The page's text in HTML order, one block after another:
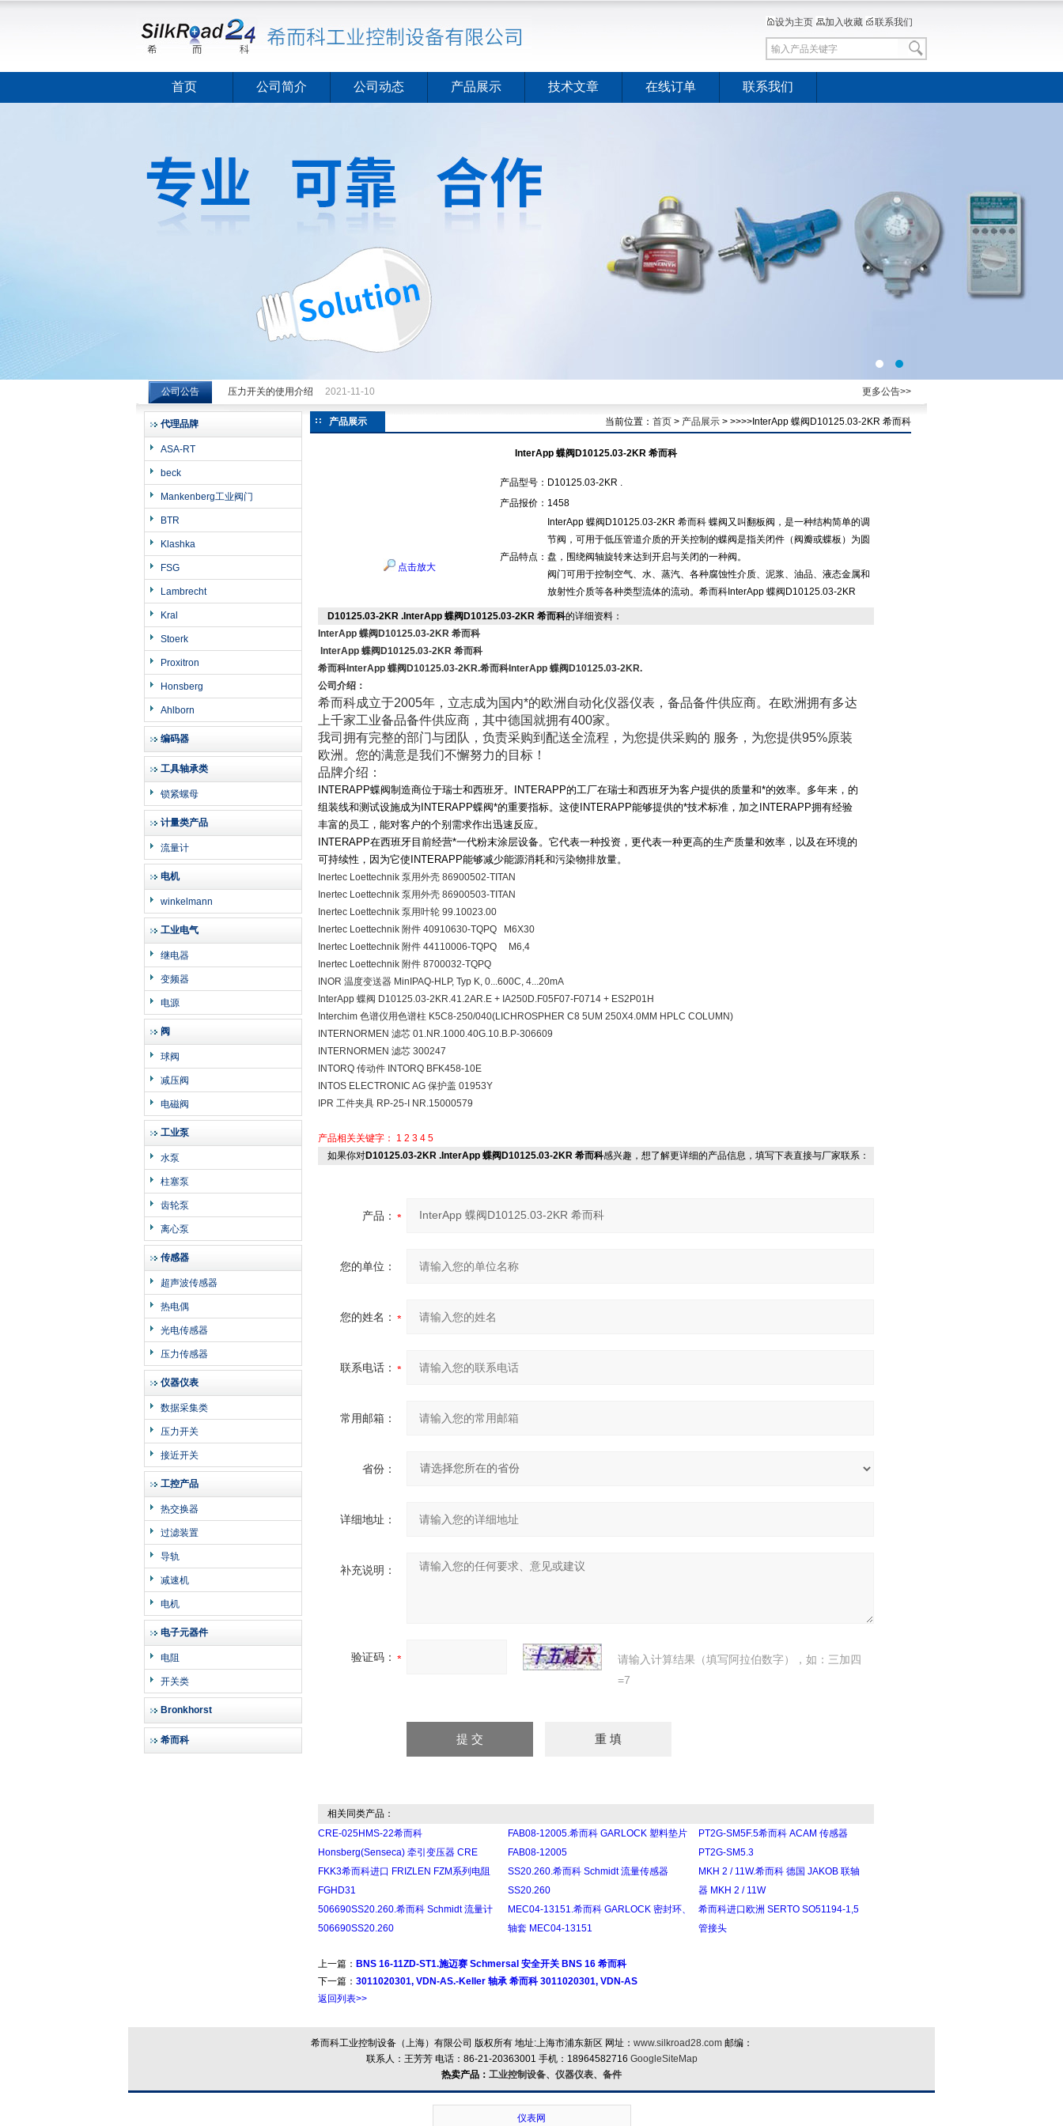
希而科工业控制设备（上海）有限公司
设为主页 加入收藏 联系我们
首页 公司简介 公司动态 产品展示 技术文章 在线订单 联系我们
公司公告 压力开关的使用介绍 2021-11-10 更多公告>>
代理品牌
ASA-RT
beck
Mankenberg工业阀门
BTR
Klashka
FSG
Lambrecht
Kral
Stoerk
Proxitron
Honsberg
Ahlborn
编码器
工具轴承类
锁紧螺母
计量类产品
流量计
电机
winkelmann
工业电气
继电器
变频器
电源
阀
球阀
减压阀
电磁阀
工业泵
水泵
柱塞泵
齿轮泵
离心泵
传感器
超声波传感器
热电偶
光电传感器
压力传感器
仪器仪表
数据采集类
压力开关
接近开关
工控产品
热交换器
过滤装置
导轨
减速机
电机
电子元器件
电阻
开关类
Bronkhorst
希而科
产品展示 当前位置： 首页 > 产品展示 > >>>>InterApp 蝶阀D10125.03-2KR 希而科
InterApp 蝶阀D10125.03-2KR 希而科
点击放大
产品型号： D10125.03-2KR .
产品报价： 1458
产品特点：
InterApp 蝶阀D10125.03-2KR 希而科 蝶阀又叫翻板阀，是一种结构简单的调
节阀，可用于低压管道介质的开关控制的蝶阀是指关闭件（阀瓣或蝶板）为圆
盘，围绕阀轴旋转来达到开启与关闭的一种阀。
阀门可用于控制空气、水、蒸汽、各种腐蚀性介质、泥浆、油品、液态金属和
放射性介质等各种类型流体的流动。希而科InterApp 蝶阀D10125.03-2KR
D10125.03-2KR .InterApp 蝶阀D10125.03-2KR 希而科的详细资料：
InterApp 蝶阀D10125.03-2KR 希而科
InterApp 蝶阀D10125.03-2KR 希而科
希而科InterApp 蝶阀D10125.03-2KR.希而科InterApp 蝶阀D10125.03-2KR.
公司介绍：
希而科成立于2005年，立志成为国内*的欧洲自动化仪器仪表，备品备件供应商。在欧洲拥有多达
上千家工业备品备件供应商，其中德国就拥有400家。
我司拥有完整的部门与团队，负责采购到配送全流程，为您提供采购的 服务，为您提供95%原装
欧洲。您的满意是我们不懈努力的目标！
品牌介绍：
INTERAPP蝶阀制造商位于瑞士和西班牙。 INTERAPP的工厂在瑞士和西班牙为客户提供的质量和*的效率。多年来，的
组装线和测试设施成为 INTERAPP蝶阀*的重要指标。这使 INTERAPP能够提供的*技术标准，加之 INTERAPP拥有经验
丰富的员工，能对客户的个别需求作出迅速反应。
INTERAPP在西班牙目前经营*一代粉末涂层设备。它代表一种投资，更代表一种更高的生产质量和效率，以及在环境的
可持续性，因为它使 INTERAPP能够减少能源消耗和污染物排放量。
Inertec Loettechnik 泵用外壳 86900502-TITAN
Inertec Loettechnik 泵用外壳 86900503-TITAN
Inertec Loettechnik 泵用叶轮 99.10023.00
Inertec Loettechnik 附件 40910630-TQPQ M6X30
Inertec Loettechnik 附件 44110006-TQPQ M6,4
Inertec Loettechnik 附件 8700032-TQPQ
INOR 温度变送器 MinIPAQ-HLP, Typ K, 0...600C, 4...20mA
InterApp 蝶阀 D10125.03-2KR.41.2AR.E + IA250D.F05F07-F0714 + ES2P01H
Interchim 色谱仪用色谱柱 K5C8-250/040(LICHROSPHER C8 5UM 250X4.0MM HPLC COLUMN)
INTERNORMEN 滤芯 01.NR.1000.40G.10.B.P-306609
INTERNORMEN 滤芯 300247
INTORQ 传动件 INTORQ BFK458-10E
INTOS ELECTRONIC AG 保护盖 01953Y
IPR 工件夹具 RP-25-I NR.15000579
产品相关关键字： 1 2 3 4 5
如果你对D10125.03-2KR .InterApp 蝶阀D10125.03-2KR 希而科感兴趣，想了解更详细的产品信息，填写下表直接与厂家联系：
产品：
您的单位：
您的姓名：
联系电话：
常用邮箱：
省份：
详细地址：
补充说明：
验证码：
请输入计算结果（填写阿拉伯数字），如：三加四
=7
相关同类产品：
CRE-025HMS-22希而科
Honsberg(Senseca) 牵引变压器 CRE
FAB08-12005.希而科 GARLOCK 塑料垫片
FAB08-12005
PT2G-SM5F.5希而科 ACAM 传感器
PT2G-SM5.3
FKK3希而科进口 FRIZLEN FZM系列电阻
FGHD31
SS20.260.希而科 Schmidt 流量传感器
SS20.260
MKH 2 / 11W.希而科 德国 JAKOB 联轴
器 MKH 2 / 11W
506690SS20.260.希而科 Schmidt 流量计
506690SS20.260
MEC04-13151.希而科 GARLOCK 密封环、
轴套 MEC04-13151
希而科进口欧洲 SERTO SO51194-1,5
管接头
上一篇： BNS 16-11ZD-ST1.施迈赛 Schmersal 安全开关 BNS 16 希而科
下一篇： 3011020301, VDN-AS.-Keller 轴承 希而科 3011020301, VDN-AS
返回列表>>
希而科工业控制设备（上海）有限公司 版权所有 地址:上海市浦东新区 网址： www.silkroad28.com邮编：
联系人：王芳芳 电话：86-21-20363001 手机：18964582716 GoogleSiteMap
热卖产品： 工业控制设备、仪器仪表、备件
仪表网